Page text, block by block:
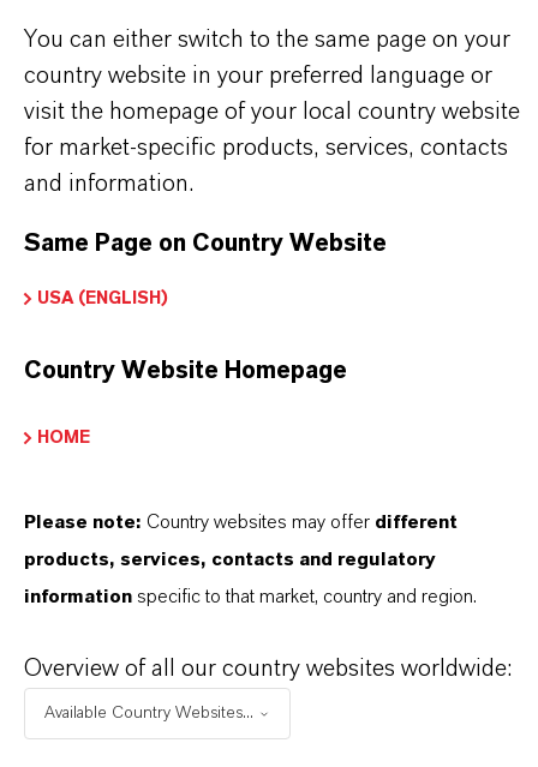
WELCHE EIGENSCHAFTEN HABEN
SYNTHETISCHE EISENOXIDE VON
LANXESS?
ERHÄLTLICH?
WELCHE ARTEN VON
AN?
You can either switch to the same page on your
country website in your preferred language or
visit the homepage of your local country website
for market-specific products, services, contacts
and information.
Same Page on Country Website
USA (ENGLISH)
Country Website Homepage
HOME
Please note: Country websites may offer different
products, services, contacts and regulatory
information specific to that market, country and region.
Overview of all our country websites worldwide:
Available Country Websites...